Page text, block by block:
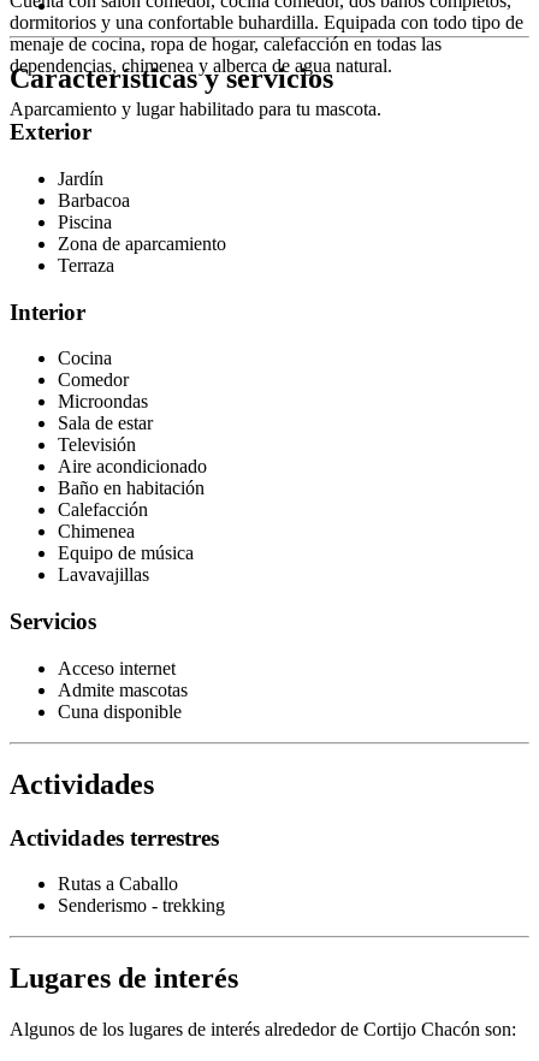
dormitorios y una confortable buhardilla. Equipada con todo tipo de
menaje de cocina, ropa de hogar, calefacción en todas las
dependencias, chimenea y alberca de agua natural.
Aparcamiento y lugar habilitado para tu mascota.
Características y servicios
Exterior
Jardín
Barbacoa
Piscina
Zona de aparcamiento
Terraza
Interior
Cocina
Comedor
Microondas
Sala de estar
Televisión
Aire acondicionado
Baño en habitación
Calefacción
Chimenea
Equipo de música
Lavavajillas
Servicios
Acceso internet
Admite mascotas
Cuna disponible
Actividades
Actividades terrestres
Rutas a Caballo
Senderismo - trekking
Lugares de interés
Algunos de los lugares de interés alrededor de Cortijo Chacón son: